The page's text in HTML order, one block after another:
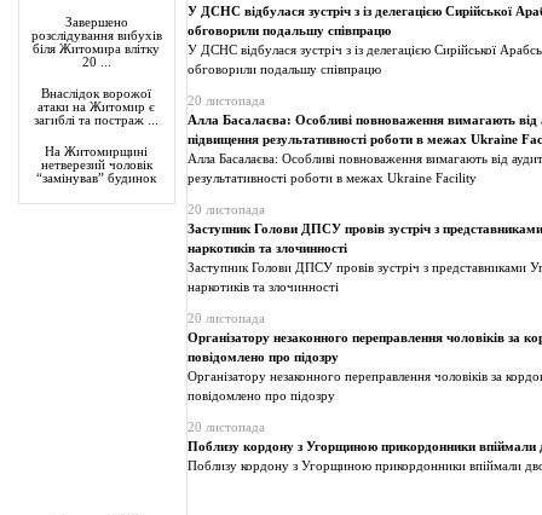
Завершено
розслідування вибухів
біля Житомира влітку
20 ...
Внаслідок ворожої
атаки на Житомир є
загиблі та постраж ...
На Житомирщині
нетверезий чоловік
“замінував” будинок
У ДСНС відбулася зустріч з із делегацією Сирійської
обговорили подальшу співпрацю
У ДСНС відбулася зустріч з із делегацією Сирійської
обговорили подальшу співпрацю
20 листопада
Алла Басалаєва: Особливі повноваження вимагають від
підвищення результативності роботи в межах Ukraine
Алла Басалаєва: Особливі повноваження вимагають від
результативності роботи в межах Ukraine Facility
20 листопада
Заступник Голови ДПСУ провів зустріч з
наркотиків та злочинності
Заступник Голови ДПСУ провів зустріч з представниками
наркотиків та злочинності
20 листопада
Організатору незаконного переправлення чоловіків за
повідомлено про підозру
Організатору незаконного переправлення чоловіків за
повідомлено про підозру
20 листопада
Поблизу кордону з Угорщиною прикордонники впіймали
Поблизу кордону з Угорщиною прикордонники впіймали